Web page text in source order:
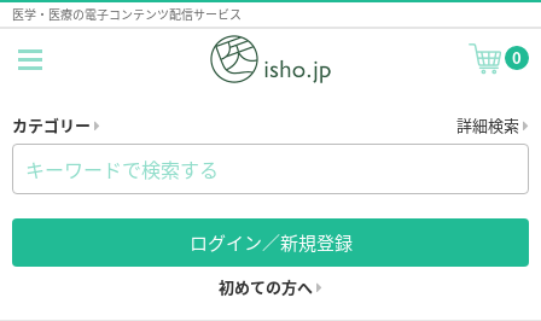
医学・医療の電子コンテンツ配信サービス
0
カテゴリー 詳細検索
ログイン／新規登録
初めての方へ